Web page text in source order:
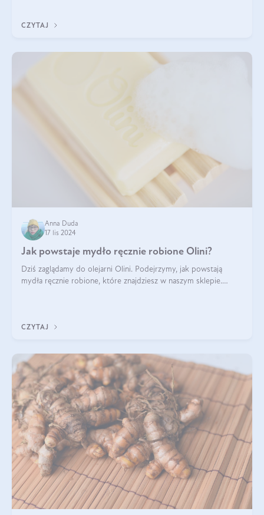
CZYTAJ
Anna Duda
17 lis 2024
Jak powstaje mydło ręcznie robione Olini?
Dziś zaglądamy do olejarni Olini. Podejrzymy, jak powstają
mydła ręcznie robione, które znajdziesz w naszym sklepie.
CZYTAJ